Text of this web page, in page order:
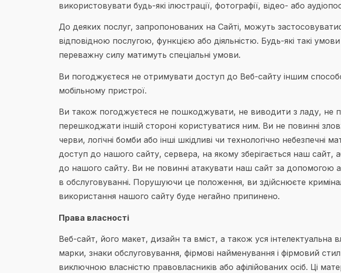
використовувати будь-які ілюстрації, фотографії, відео- або
До деяких послуг, запропонованих на Сайті, можуть
відповідною послугою, функцією або діяльністю. Будь-які такі
переважну силу матимуть спеціальні умови.
Ви погоджуєтеся не отримувати доступ до Веб-сайту іншим
мобільному пристрої.
Ви також погоджуєтеся не пошкоджувати, не виводити з ладу, не
перешкоджати іншій стороні користуватися ним. Ви не повинні
черви, логічні бомби або інші шкідливі чи технологічно
доступ до нашого сайту, сервера, на якому зберігається наш
до нашого сайту. Ви не повинні атакувати наш сайт за допомогою
в обслуговуванні. Порушуючи це положення, ви здійснюєте
використання нашого сайту буде негайно припинено.
Права власності
Веб-сайт, його макет, дизайн та вміст, а також уся інтелектуальна
марки, знаки обслуговування, фірмові найменування і фірмовий
виключною власністю правовласників або афілійованих осіб. Ці